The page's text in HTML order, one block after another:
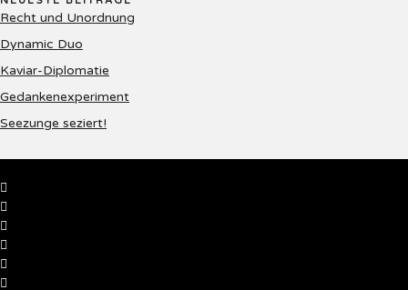
Recht und Unordnung
Dynamic Duo
Kaviar-Diplomatie
Gedankenexperiment
Seezunge seziert!